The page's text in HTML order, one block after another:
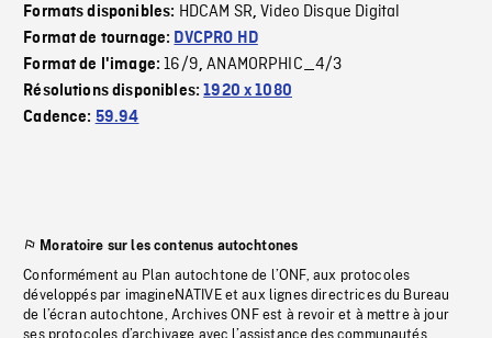
Formats disponibles: HDCAM SR,Video Disque Digital
Format de tournage: DVCPRO HD
Format de l'image:16/9,ANAMORPHIC_4/3
Résolutions disponibles:1920 x 1080
Cadence: 59.94
Moratoire sur les contenus autochtones
Conformément au Plan autochtone de l’ONF, aux protocoles
développés par imagineNATIVE et aux lignes directrices du Bureau
de l’écran autochtone, Archives ONF est à revoir et à mettre à jour
ses protocoles d’archivage avec l’assistance des communautés